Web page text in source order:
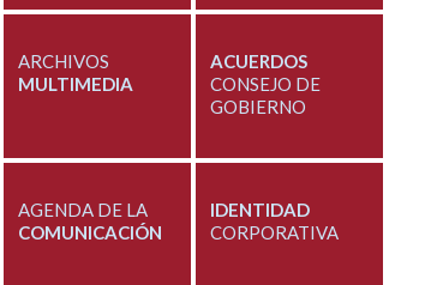
ARCHIVOS
MULTIMEDIA
ACUERDOS
CONSEJO DE
GOBIERNO
AGENDA DE LA
COMUNICACIÓN
IDENTIDAD
CORPORATIVA